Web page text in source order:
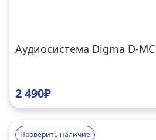
Аудиосистема Digma D-
2 490₽
Проверить наличие